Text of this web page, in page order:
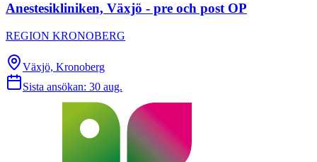
Anestesikliniken, Växjö - pre och post OP
REGION KRONOBERG
Växjö, Kronoberg
Sista ansökan: 30 aug.